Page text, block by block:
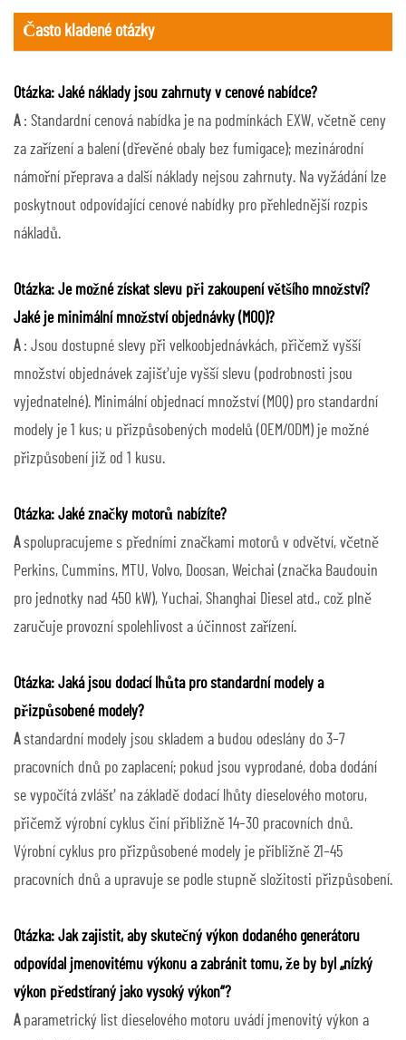
Často kladené otázky
Otázka: Jaké náklady jsou zahrnuty v cenové nabídce?
A : Standardní cenová nabídka je na podmínkách EXW, včetně ceny
za zařízení a balení (dřevěné obaly bez fumigace); mezinárodní
námořní přeprava a další náklady nejsou zahrnuty. Na vyžádání lze
poskytnout odpovídající cenové nabídky pro přehlednější rozpis
nákladů.
Otázka: Je možné získat slevu při zakoupení většího množství?
Jaké je minimální množství objednávky (MOQ)?
A : Jsou dostupné slevy při velkoobjednávkách, přičemž vyšší
množství objednávek zajišťuje vyšší slevu (podrobnosti jsou
vyjednatelné). Minimální objednací množství (MOQ) pro standardní
modely je 1 kus; u přizpůsobených modelů (OEM/ODM) je možné
přizpůsobení již od 1 kusu.
Otázka: Jaké značky motorů nabízíte?
Aspolupracujeme s předními značkami motorů v odvětví, včetně
Perkins, Cummins, MTU, Volvo, Doosan, Weichai (značka Baudouin
pro jednotky nad 450 kW), Yuchai, Shanghai Diesel atd., což plně
zaručuje provozní spolehlivost a účinnost zařízení.
Otázka: Jaká jsou dodací lhůta pro standardní modely a
přizpůsobené modely?
Astandardní modely jsou skladem a budou odeslány do 3–7
pracovních dnů po zaplacení; pokud jsou vyprodané, doba dodání
se vypočítá zvlášť na základě dodací lhůty dieselového motoru,
přičemž výrobní cyklus činí přibližně 14–30 pracovních dnů.
Výrobní cyklus pro přizpůsobené modely je přibližně 21–45
pracovních dnů a upravuje se podle stupně složitosti přizpůsobení.
Otázka: Jak zajistit, aby skutečný výkon dodaného generátoru
odpovídal jmenovitému výkonu a zabránit tomu, že by byl „nízký
výkon předstíraný jako vysoký výkon“?
A parametrický list dieselového motoru uvádí jmenovitý výkon a